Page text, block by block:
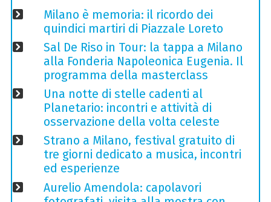
Milano è memoria: il ricordo dei
quindici martiri di Piazzale Loreto
Sal De Riso in Tour: la tappa a Milano
alla Fonderia Napoleonica Eugenia. Il
programma della masterclass
Una notte di stelle cadenti al
Planetario: incontri e attività di
osservazione della volta celeste
Strano a Milano, festival gratuito di
tre giorni dedicato a musica, incontri
ed esperienze
Aurelio Amendola: capolavori